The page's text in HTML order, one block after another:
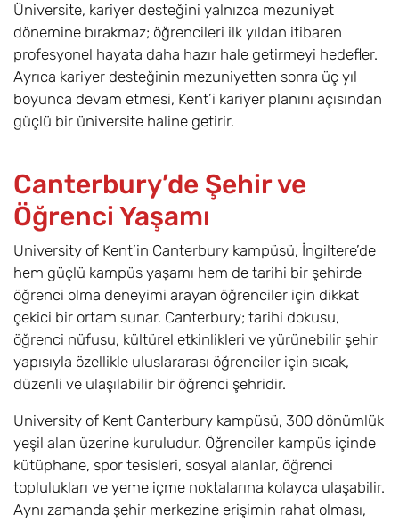
Kriminoloji ve
Siber Suçlar /
Criminology with
Cybercrime BSc
(Hons)
6 Eylül £0
(Hons)
Dijital Tasarım /
Digital Design
BSc (Hons)
6
Dijital Toplum,
Medya ve Kültür
/ Digital Society,
Media and
Culture BSc
Eylül
Drama ve
Sinema / Drama
and Film BA
(Hons)
6 Eylül £23.500
Üniversite, kariyer desteğini yalnızca mezuniyet
dönemine bırakmaz; öğrencileri ilk yıldan itibaren
profesyonel hayata daha hazır hale getirmeyi hedefler.
Ayrıca kariyer desteğinin mezuniyetten sonra üç yıl
boyunca devam etmesi, Kent’i kariyer planını açısından
güçlü bir üniversite haline getirir.
Canterbury’de Şehir ve
Öğrenci Yaşamı
University of Kent’in Canterbury kampüsü, İngiltere’de
hem güçlü kampüs yaşamı hem de tarihi bir şehirde
öğrenci olma deneyimi arayan öğrenciler için dikkat
çekici bir ortam sunar. Canterbury; tarihi dokusu,
öğrenci nüfusu, kültürel etkinlikleri ve yürünebilir şehir
yapısıyla özellikle uluslararası öğrenciler için sıcak,
düzenli ve ulaşılabilir bir öğrenci şehridir.
University of Kent Canterbury kampüsü, 300 dönümlük
yeşil alan üzerine kuruludur. Öğrenciler kampüs içinde
kütüphane, spor tesisleri, sosyal alanlar, öğrenci
toplulukları ve yeme içme noktalarına kolayca ulaşabilir.
Aynı zamanda şehir merkezine erişimin rahat olması,